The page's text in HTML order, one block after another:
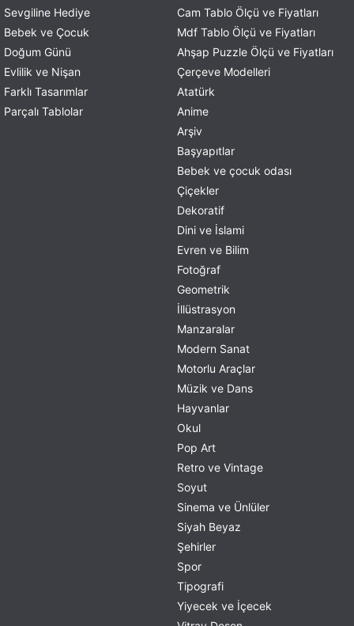
Sevgiline Hediye
Bebek ve Çocuk
Doğum Günü
Evlilik ve Nişan
Farklı Tasarımlar
Parçalı Tablolar
Cam Tablo Ölçü ve Fiyatları
Mdf Tablo Ölçü ve Fiyatları
Ahşap Puzzle Ölçü ve Fiyatları
Çerçeve Modelleri
Atatürk
Anime
Arşiv
Başyapıtlar
Bebek ve çocuk odası
Çiçekler
Dekoratif
Dini ve İslami
Evren ve Bilim
Fotoğraf
Geometrik
İllüstrasyon
Manzaralar
Modern Sanat
Motorlu Araçlar
Müzik ve Dans
Hayvanlar
Okul
Pop Art
Retro ve Vintage
Soyut
Sinema ve Ünlüler
Siyah Beyaz
Şehirler
Spor
Tipografi
Yiyecek ve İçecek